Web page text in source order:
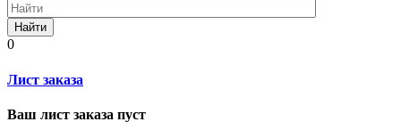
Найти
0
Лист заказа
Ваш лист заказа пуст